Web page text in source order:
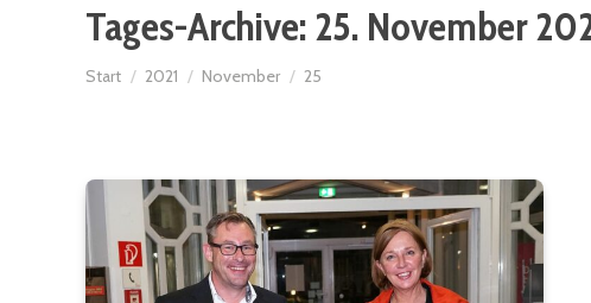
Tages-Archive:25. November
Sie befinden sich hier:
Start 2021 November 25